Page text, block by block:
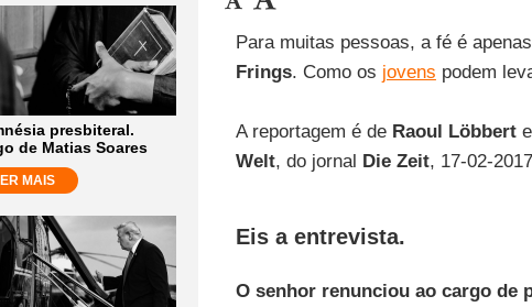
presbiteral.
de Matias Soares
MAIS
Para muitas pessoas, a fé é
Frings. Como os jovens podem
A reportagem é de Raoul Löbberte
Welt, do jornal Die Zeit, 17-02-
Eis a entrevista.
O senhor renunciou ao cargo de